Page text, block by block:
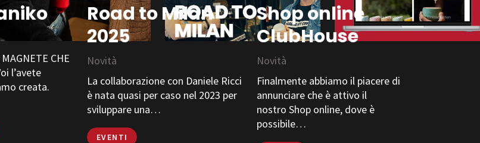
CHE
l’avete
creata.
Road to Milan
2025
Novità
La collaborazione con Daniele Ricci
è nata quasi per caso nel 2023 per
sviluppare una…
EVENTI
Shop online
ClubHouse
Novità
Finalmente abbiamo il piacere di
annunciare che è attivo il
nostro Shop online, dove è
possibile…